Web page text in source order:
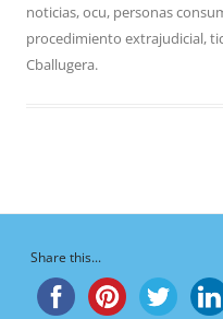
noticias,ocu, personas
procedimiento extrajudicial,
Cballugera.
Share this...